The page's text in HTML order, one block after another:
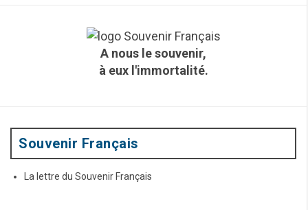
e
s
a
r
A nous le souvenir,
à eux l'immortalité.
Souvenir Français
La lettre du Souvenir Français